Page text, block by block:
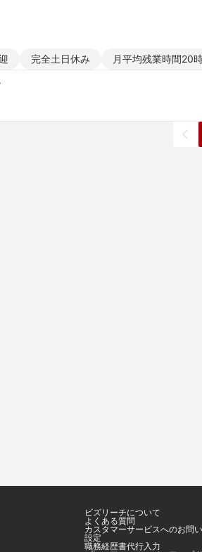
完全土日休み 月平均残業時間20
ビズリーチについて
よくある質問
カスタマーサービスへのお問
設定
職務経歴書代行入力